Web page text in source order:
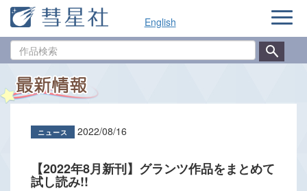
English
品
ナ
ゲ
2022/08/16
【2022年8月新刊】グランツ作品をまとめて
試し読み!!